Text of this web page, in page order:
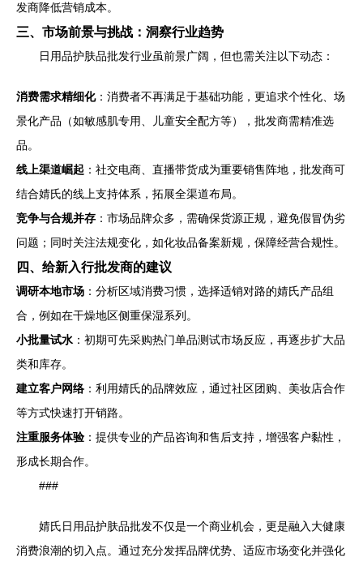
发商降低营销成本。
三、市场前景与挑战：洞察行业趋势
日用品护肤品批发行业虽前景广阔，但也需关注以下动态：
消费需求精细化：消费者不再满足于基础功能，更追求个性化、场
景化产品（如敏感肌专用、儿童安全配方等），批发商需精准选
品。
线上渠道崛起 ：社交电商、直播带货成为重要销售阵地，批发商可
结合婧氏的线上支持体系，拓展全渠道布局。
竞争与合规并存 ：市场品牌众多，需确保货源正规，避免假冒伪劣
问题；同时关注法规变化，如化妆品备案新规，保障经营合规性。
四、给新入行批发商的建议
调研本地市场 ：分析区域消费习惯，选择适销对路的婧氏产品组
合，例如在干燥地区侧重保湿系列。
小批量试水 ：初期可先采购热门单品测试市场反应，再逐步扩大品
类和库存。
建立客户网络 ：利用婧氏的品牌效应，通过社区团购、美妆店合作
等方式快速打开销路。
注重服务体验 ：提供专业的产品咨询和售后支持，增强客户黏性，
形成长期合作。
###
婧氏日用品护肤品批发不仅是一个商业机会，更是融入大健康
消费浪潮的切入点。通过充分发挥品牌优势、适应市场变化并强化